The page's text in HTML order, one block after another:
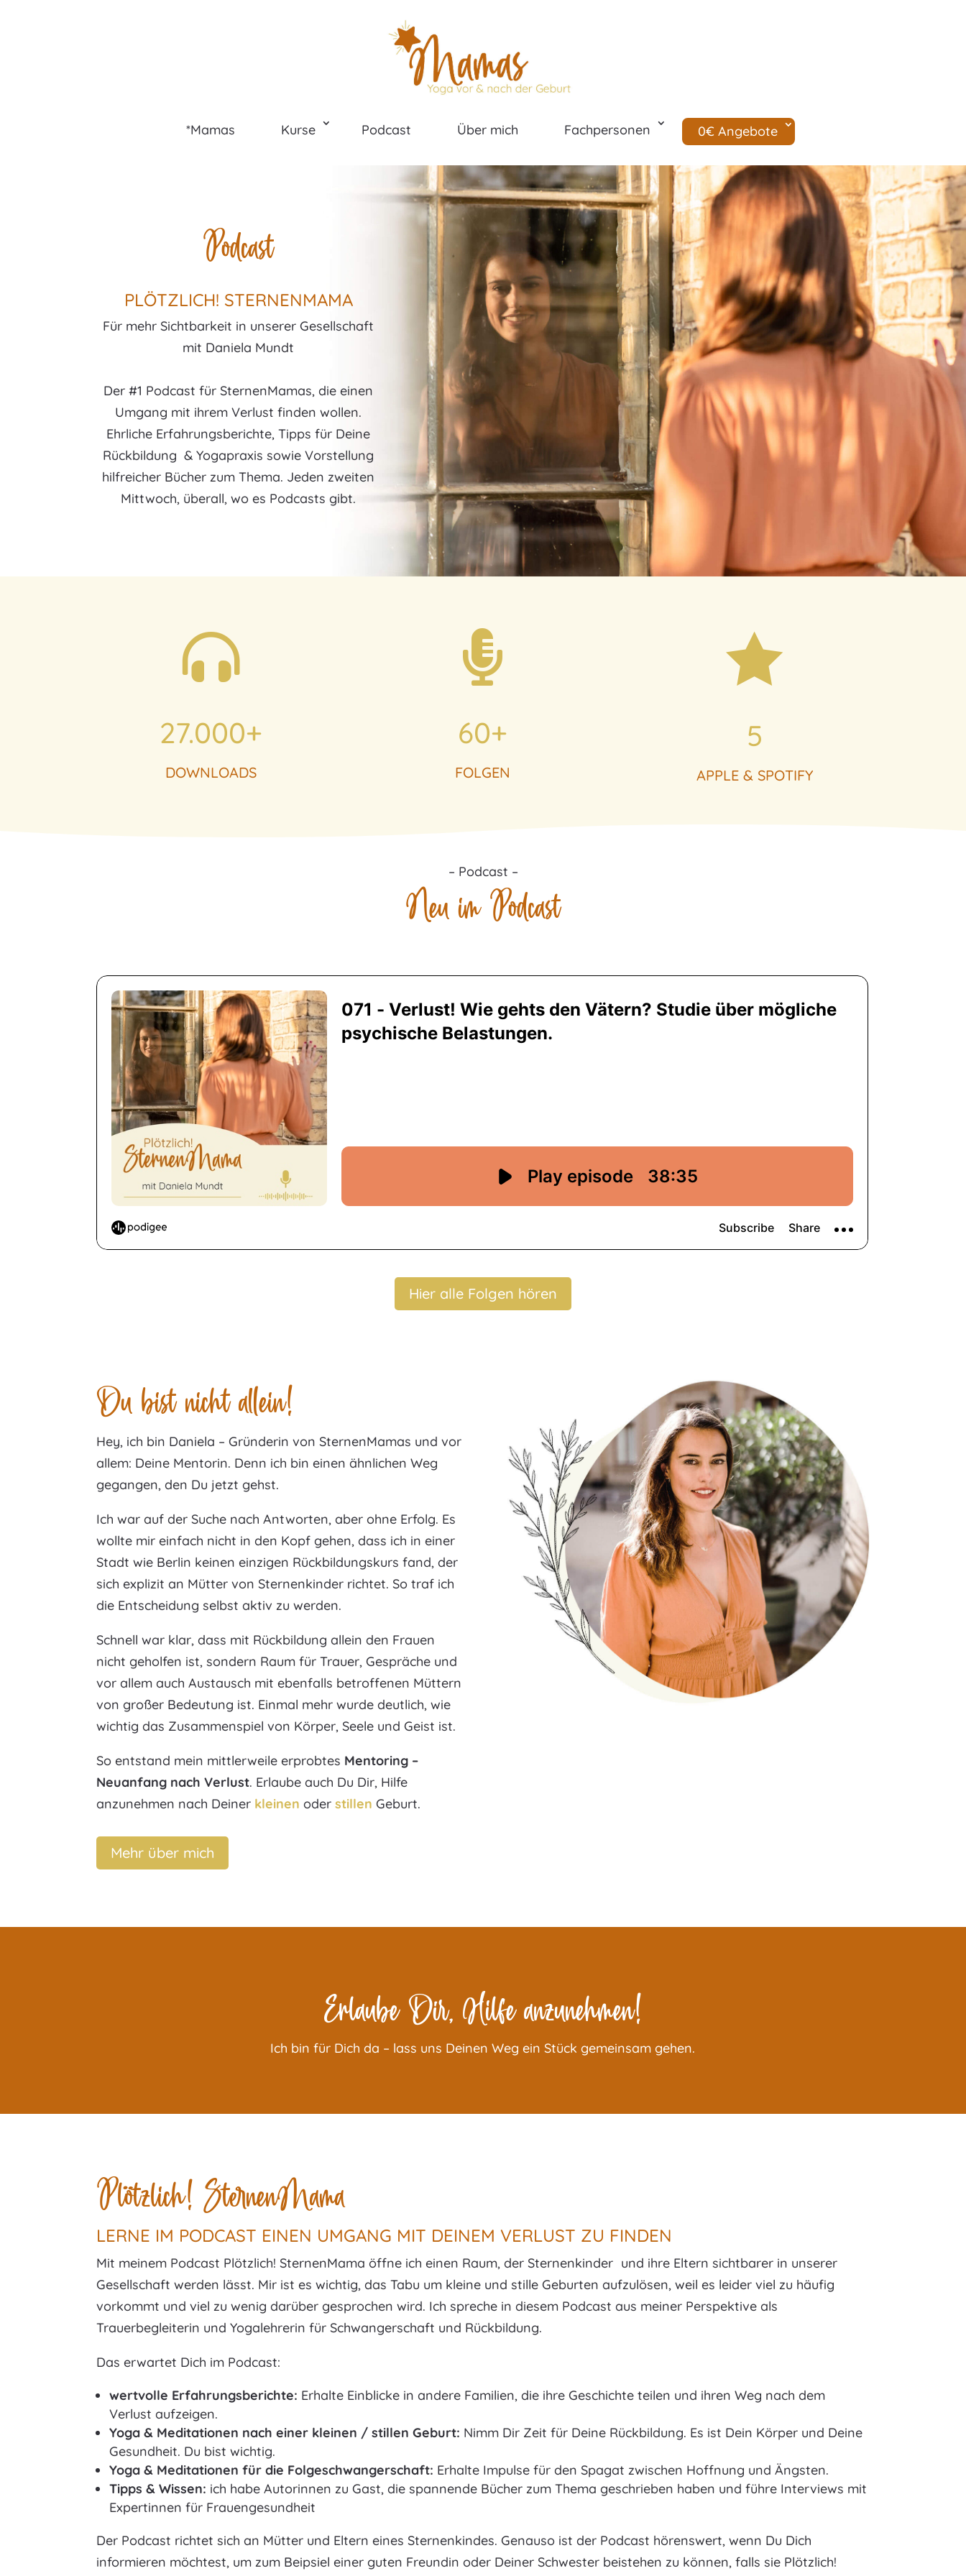
*Mamas Kurse Podcast Über mich Fachpersonen 0€ Angebote
Podcast
PLÖTZLICH! STERNENMAMA
Für mehr Sichtbarkeit in unserer Gesellschaft
mit Daniela Mundt
Der #1 Podcast für SternenMamas, die einen
Umgang mit ihrem Verlust finden wollen.
Ehrliche Erfahrungsberichte, Tipps für Deine
Rückbildung & Yogapraxis sowie Vorstellung
hilfreicher Bücher zum Thema. Jeden zweiten
Mittwoch, überall, wo es Podcasts gibt.

27.000+
DOWNLOADS

60+
FOLGEN

5
APPLE & SPOTIFY
– Podcast –
Neu im Podcast
Hier alle Folgen hören
Du bist nicht allein!
Hey, ich bin Daniela – Gründerin von SternenMamas und vor
allem: Deine Mentorin. Denn ich bin einen ähnlichen Weg
gegangen, den Du jetzt gehst.
Ich war auf der Suche nach Antworten, aber ohne Erfolg. Es
wollte mir einfach nicht in den Kopf gehen, dass ich in einer
Stadt wie Berlin keinen einzigen Rückbildungskurs fand, der
sich explizit an Mütter von Sternenkinder richtet. So traf ich
die Entscheidung selbst aktiv zu werden.
Schnell war klar, dass mit Rückbildung allein den Frauen
nicht geholfen ist, sondern Raum für Trauer, Gespräche und
vor allem auch Austausch mit ebenfalls betroffenen Müttern
von großer Bedeutung ist. Einmal mehr wurde deutlich, wie
wichtig das Zusammenspiel von Körper, Seele und Geist ist.
So entstand mein mittlerweile erprobtes Mentoring –
Neuanfang nach Verlust. Erlaube auch Du Dir, Hilfe
anzunehmen nach Deiner kleinen oderstillen Geburt.
Mehr über mich
Erlaube Dir, Hilfe anzunehmen!
Ich bin für Dich da – lass uns Deinen Weg ein Stück gemeinsam gehen.
Plötzlich! SternenMama
LERNE IM PODCAST EINEN UMGANG MIT DEINEM VERLUST ZU FINDEN
Mit meinem Podcast Plötzlich! SternenMama öffne ich einen Raum, der Sternenkinder und ihre Eltern sichtbarer in unserer
Gesellschaft werden lässt. Mir ist es wichtig, das Tabu um kleine und stille Geburten aufzulösen, weil es leider viel zu häufig
vorkommt und viel zu wenig darüber gesprochen wird. Ich spreche in diesem Podcast aus meiner Perspektive als
Trauerbegleiterin und Yogalehrerin für Schwangerschaft und Rückbildung.
Das erwartet Dich im Podcast:
wertvolle Erfahrungsberichte: Erhalte Einblicke in andere Familien, die ihre Geschichte teilen und ihren Weg nach dem
Verlust aufzeigen.
Yoga & Meditationen nach einer kleinen / stillen Geburt: Nimm Dir Zeit für Deine Rückbildung. Es ist Dein Körper und Deine
Gesundheit. Du bist wichtig.
Yoga & Meditationen für die Folgeschwangerschaft: Erhalte Impulse für den Spagat zwischen Hoffnung und Ängsten.
Tipps & Wissen: ich habe Autorinnen zu Gast, die spannende Bücher zum Thema geschrieben haben und führe Interviews mit
Expertinnen für Frauengesundheit
Der Podcast richtet sich an Mütter und Eltern eines Sternenkindes. Genauso ist der Podcast hörenswert, wenn Du Dich
informieren möchtest, um zum Beipsiel einer guten Freundin oder Deiner Schwester beistehen zu können, falls sie Plötzlich!